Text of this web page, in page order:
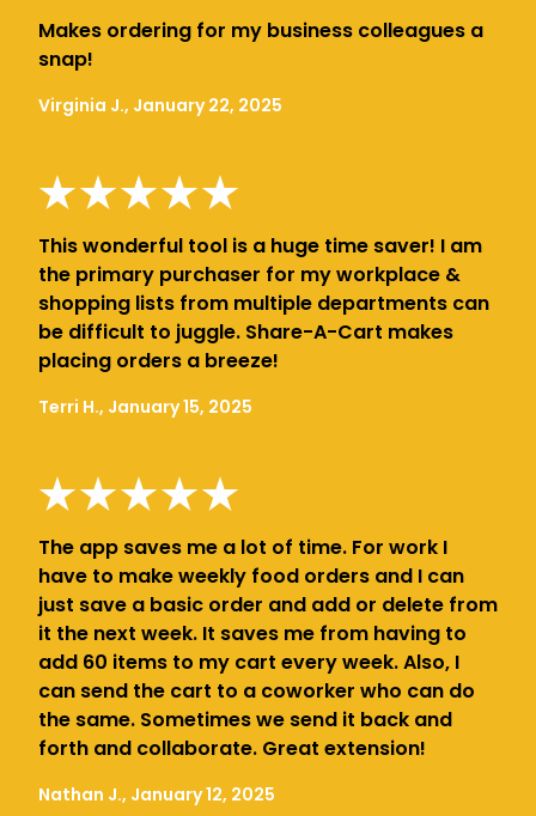
Makes ordering for my business colleagues a
snap!
Virginia J., January 22, 2025
This wonderful tool is a huge time saver! I am
the primary purchaser for my workplace &
shopping lists from multiple departments can
be difficult to juggle. Share-A-Cart makes
placing orders a breeze!
Terri H., January 15, 2025
The app saves me a lot of time. For work I
have to make weekly food orders and I can
just save a basic order and add or delete from
it the next week. It saves me from having to
add 60 items to my cart every week. Also, I
can send the cart to a coworker who can do
the same. Sometimes we send it back and
forth and collaborate. Great extension!
Nathan J., January 12, 2025